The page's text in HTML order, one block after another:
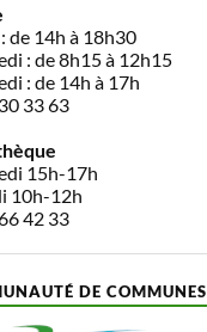
de 14h à 18h30
: de 8h15 à 12h15
: de 14h à 17h
33 63
15h-17h
10h-12h
42 33
DE COMMUNES